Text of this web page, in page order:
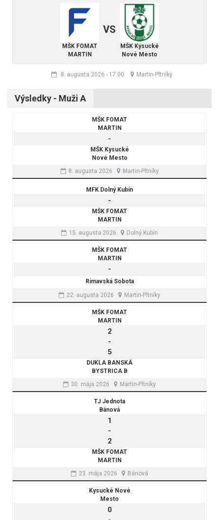
MŠK FOMAT
MARTIN
VS
MŠK Kysucké
Nové Mesto
8. augusta 2026 - 17:00 Martin-Pltníky
Výsledky - Muži A
MŠK FOMAT
MARTIN
-
MŠK Kysucké
Nové Mesto
8. augusta 2026
Martin-Pltníky
MFK Dolný Kubín
-
MŠK FOMAT
MARTIN
15. augusta 2026
Dolný Kubín
MŠK FOMAT
MARTIN
-
Rimavská Sobota
22. augusta 2026
Martin-Pltníky
MŠK FOMAT
MARTIN
2
-
5
DUKLA BANSKÁ
BYSTRICA B
30. mája 2026
Martin-Pltníky
TJ Jednota
Bánová
1
-
2
MŠK FOMAT
MARTIN
23. mája 2026
Bánová
Kysucké Nové
Mesto
0